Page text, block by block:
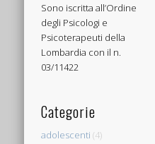
Sono iscritta all’Ordine
degli Psicologi e
Psicoterapeuti della
Lombardia con il n.
03/11422
Categorie
adolescenti (4)